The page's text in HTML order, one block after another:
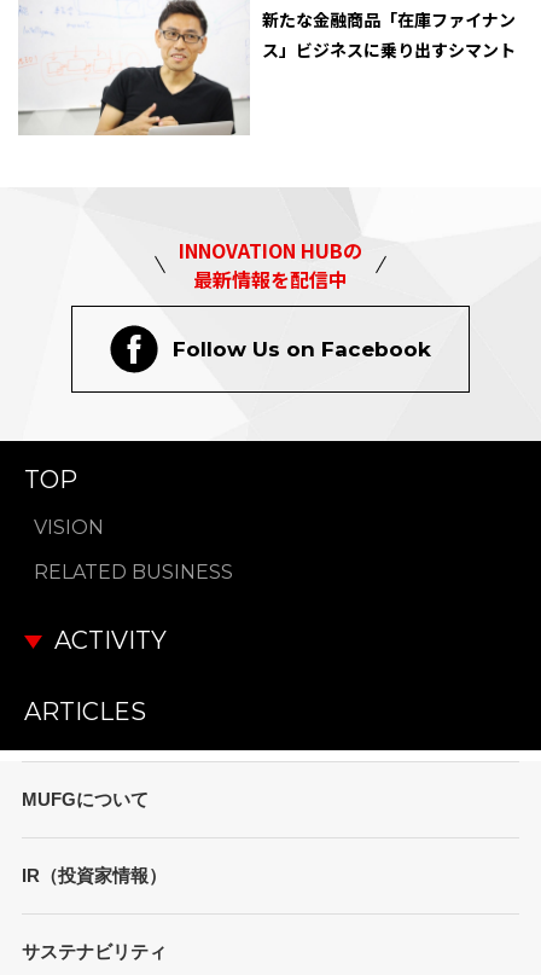
新たな金融商品「在庫ファイナン
ス」ビジネスに乗り出すシマント
INNOVATION HUBの
最新情報を配信中
Follow Us on Facebook
TOP
VISION
RELATED BUSINESS
ACTIVITY
ARTICLES
MUFGについて
トップメッセージ
MUFGブランド
IR（投資家情報）
財務情報
サステナビリティ